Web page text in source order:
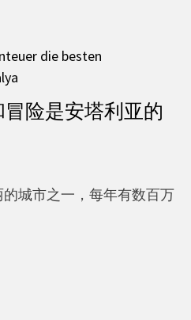
险是安塔利亚的
城市之一，每年有数百万